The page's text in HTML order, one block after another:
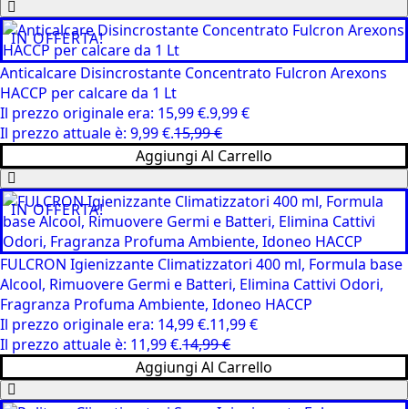
IN OFFERTA!
Anticalcare Disincrostante Concentrato Fulcron Arexons
HACCP per calcare da 1 Lt
15,99€
Il prezzo originale era: 15,99 €.9,99€
Il prezzo attuale è: 9,99 €.
Aggiungi Al Carrello
IN OFFERTA!
FULCRON Igienizzante Climatizzatori 400 ml, Formula base
Alcool, Rimuovere Germi e Batteri, Elimina Cattivi Odori,
Fragranza Profuma Ambiente, Idoneo HACCP
14,99€
Il prezzo originale era: 14,99 €.11,99€
Il prezzo attuale è: 11,99 €.
Aggiungi Al Carrello